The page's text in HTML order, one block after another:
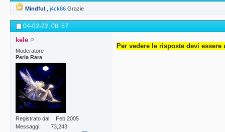
Mindful j4ck86 Grazie
04-02-22, 08: 57
kele
Moderatore
Perla Rara
Registrato dal
Feb 2005
Messaggi
73,243
Per vedere le risposte devi